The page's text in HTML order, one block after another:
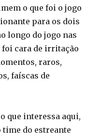
o que foi o jogo
para os dois
longo do jogo nas
foi cara de irritação
raros,
faíscas de
que interessa aqui,
time do estreante